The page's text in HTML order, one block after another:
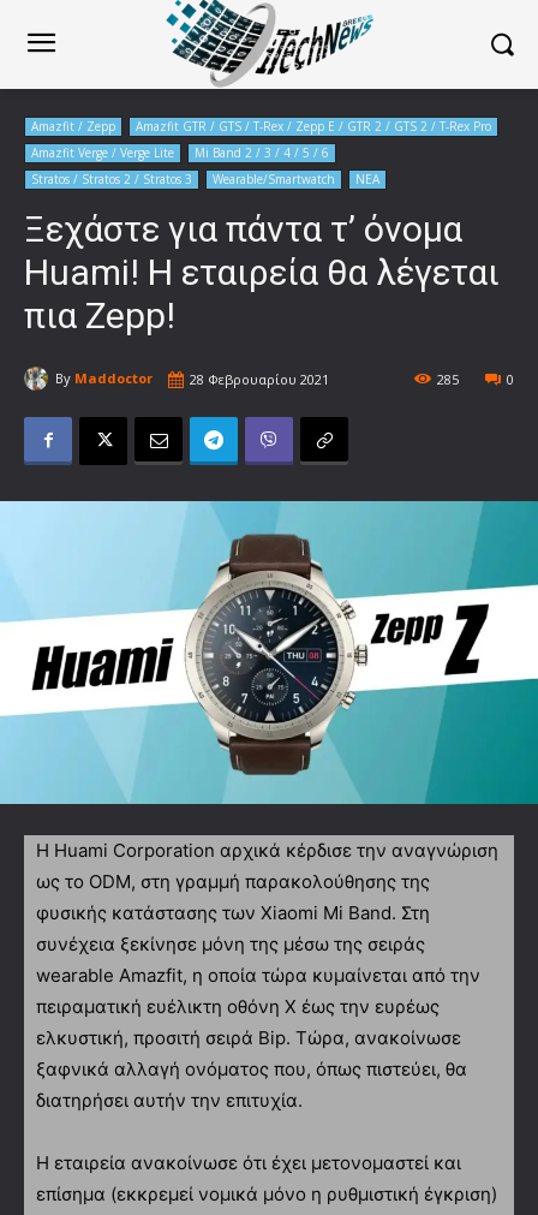
Amazfit / Zepp
Amazfit GTR / GTS / T-Rex / Zepp E / GTR 2 / GTS 2 / T-Rex Pro
Amazfit Verge / Verge Lite
Mi Band 2 / 3 / 4 / 5 / 6
Stratos / Stratos 2 / Stratos 3
Wearable/Smartwatch ΝΕΑ
Ξεχάστε για πάντα τ’ όνομα
Huami! Η εταιρεία θα λέγεται
πια Zepp!
By Maddoctor 28 Φεβρουαρίου 2021 0
285
Η Huami Corporation αρχικά κέρδισε την αναγνώριση
ως το ODM, στη γραμμή παρακολούθησης της
φυσικής κατάστασης των Xiaomi Mi Band. Στη
συνέχεια ξεκίνησε μόνη της μέσω της σειράς
wearable Amazfit, η οποία τώρα κυμαίνεται από την
πειραματική ευέλικτη οθόνη X έως την ευρέως
ελκυστική, προσιτή σειρά Bip. Τώρα, ανακοίνωσε
ξαφνικά αλλαγή ονόματος που, όπως πιστεύει, θα
διατηρήσει αυτήν την επιτυχία.
Η εταιρεία ανακοίνωσε ότι έχει μετονομαστεί και
επίσημα (εκκρεμεί νομικά μόνο η ρυθμιστική έγκριση)